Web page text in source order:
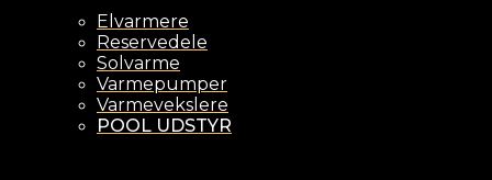
Elvarmere
Reservedele
Solvarme
Varmepumper
Varmevekslere
POOL UDSTYR